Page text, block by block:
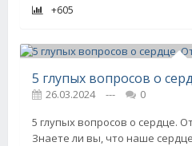
+605
26.03.2024 ---
0
5 глупых вопросов о сердце.
Знаете ли вы, что наше